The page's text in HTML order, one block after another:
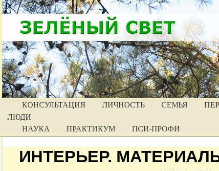
КОНСУЛЬТАЦИЯ ЛИЧНОСТЬ СЕМЬЯ
ЛЮДИ
НАУКА
ПРАКТИКУМ ПСИ-ПРОФИ
ИНТЕРЬЕР.